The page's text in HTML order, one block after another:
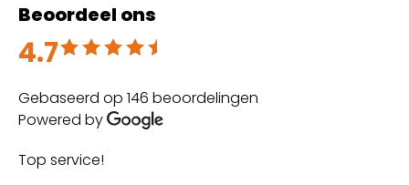
Beoordeel ons
4.7
Beoordeeld met 4.7 uit 5
Gebaseerd op 146 beoordelingen
Powered by
Top service!